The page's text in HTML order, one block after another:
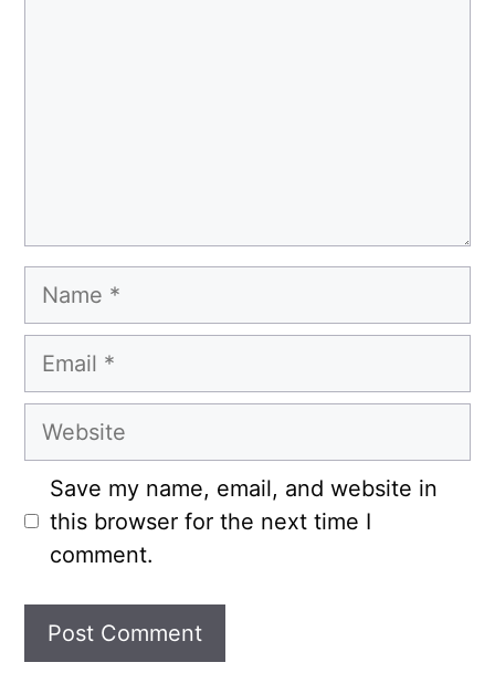
Name
Email
Website
Save my name, email, and website in
this browser for the next time I
comment.